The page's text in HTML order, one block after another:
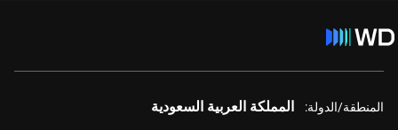
المنطقة/الدولة: المملكة العربية السعودية